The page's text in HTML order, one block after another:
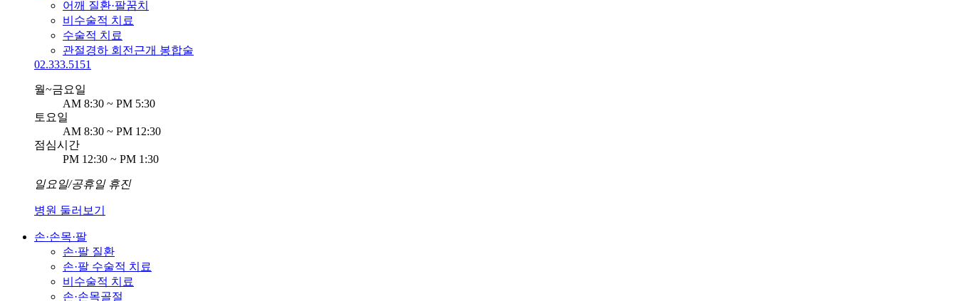
어깨 질환·팔꿈치
비수술적 치료
수술적 치료
관절경하 회전근개 봉합술
02.333.5151
월~금요일
AM 8:30 ~ PM 5:30
토요일
AM 8:30 ~ PM 12:30
점심시간
PM 12:30 ~ PM 1:30
일요일/공휴일 휴진
병원 둘러보기
손·손목·팔
손·팔 질환
손·팔 수술적 치료
비수술적 치료
손·손목골절